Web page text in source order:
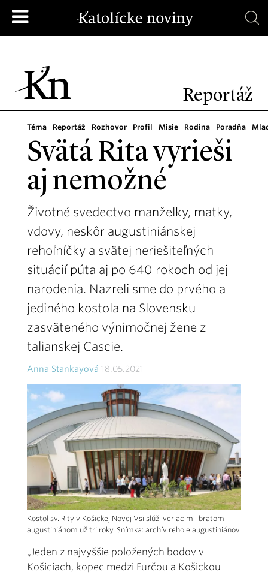
Reportáž
Téma Reportáž Rozhovor Profil Misie Rodina Poradňa
Svätá Rita vyrieši
aj nemožné
Životné svedectvo manželky, matky,
vdovy, neskôr augustiniánskej
rehoľníčky a svätej neriešiteľných
situácií púta aj po 640 rokoch od jej
narodenia. Nazreli sme do prvého a
jediného kostola na Slovensku
zasväteného výnimočnej žene z
talianskej Cascie.
Anna Stankayová 18.05.2021
Kostol sv. Rity v Košickej Novej Vsi slúži veriacim i bratom
augustiniánom už tri roky. Snímka: archív rehole augustiniánov
„Jeden z najvyššie položených bodov v
Košiciach, kopec medzi Furčou a Košickou